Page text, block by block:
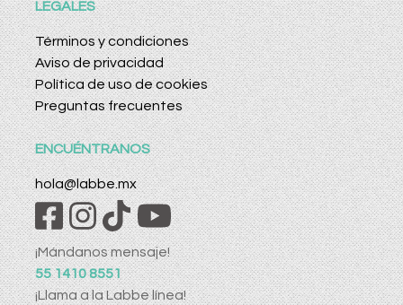
LEGALES
Términos y condiciones
Aviso de privacidad
Política de uso de cookies
Preguntas frecuentes
ENCUÉNTRANOS
hola@labbe.mx
¡Mándanos mensaje!
55 1410 8551
¡Llama a la Labbe línea!